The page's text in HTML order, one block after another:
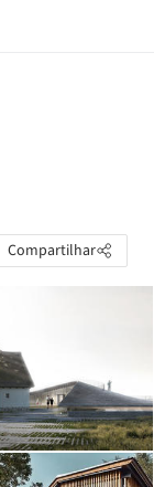
Compartilhar